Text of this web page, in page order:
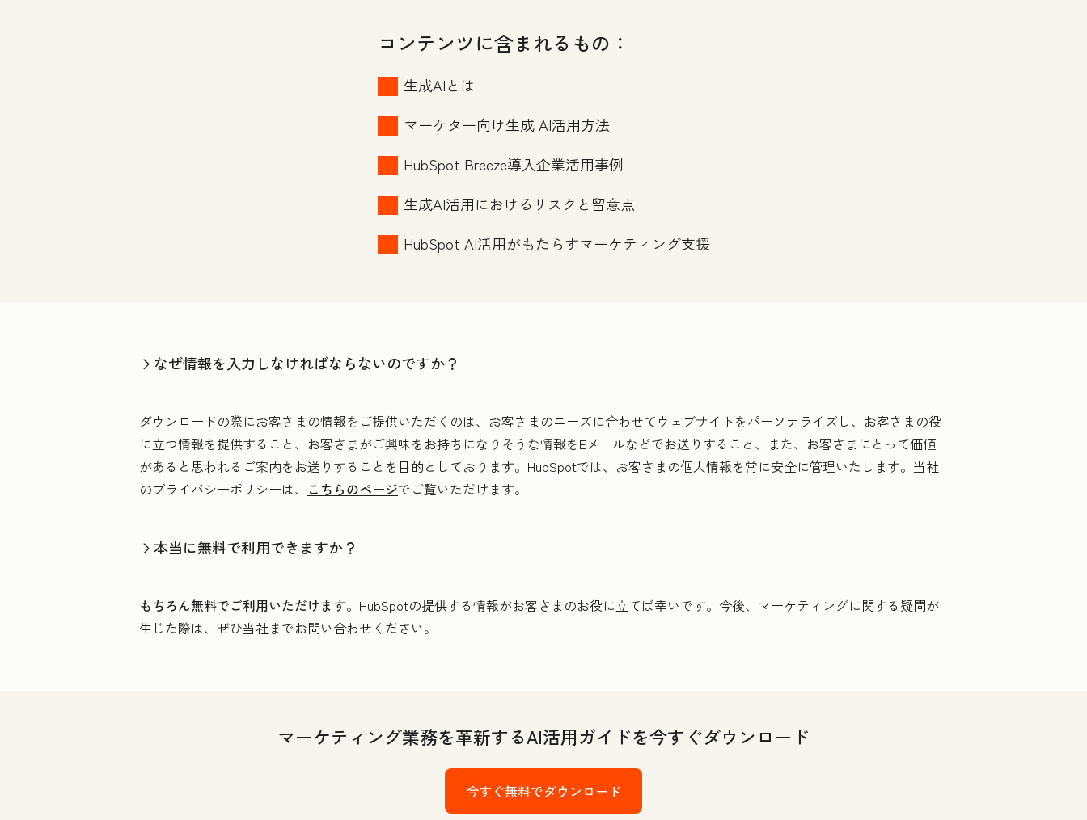
コンテンツに含まれるもの：
生成AIとは
マーケター向け生成 AI活用方法
HubSpot Breeze導入企業活用事例
生成AI活用におけるリスクと留意点
HubSpot AI活用がもたらすマーケティング支援
なぜ情報を入力しなければならないのですか？
ダウンロードの際にお客さまの情報をご提供いただくのは、お客さまのニーズに合わせてウェブサイトをパーソナライズし、お客さまの役
に立つ情報を提供すること、お客さまがご興味をお持ちになりそうな情報をEメールなどでお送りすること、また、お客さまにとって価値
があると思われるご案内をお送りすることを目的としております。HubSpotでは、お客さまの個人情報を常に安全に管理いたします。当社
のプライバシーポリシーは、 こちらのページでご覧いただけます。
本当に無料で利用できますか？
もちろん無料でご利用いただけます。HubSpotの提供する情報がお客さまのお役に立てば幸いです。今後、マーケティングに関する疑問が
生じた際は、ぜひ当社までお問い合わせください。
マーケティング業務を革新するAI活用ガイドを今すぐダウンロード
今すぐ無料でダウンロード